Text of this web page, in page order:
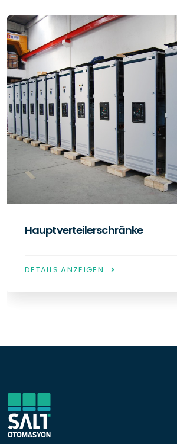
Kompensationsschränke
DETAILS ANZEIGEN